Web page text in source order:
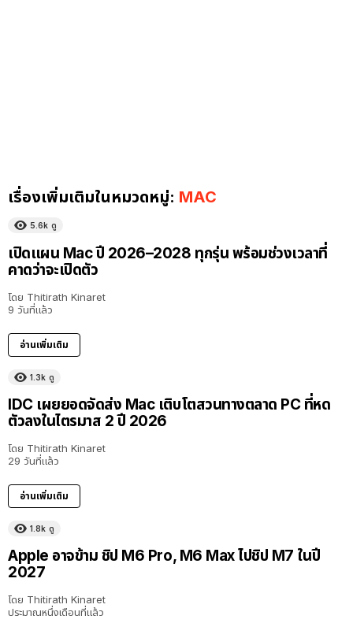
เรื่องเพิ่มเติมในหมวดหมู่: MAC
5.6k ดู
เปิดแผน Mac ปี 2026–2028 ทุกรุ่น พร้อมช่วงเวลาที่
คาดว่าจะเปิดตัว
โดย Thitirath Kinaret
9 วันที่แล้ว
อ่านเพิ่มเติม
1.3k ดู
IDC เผยยอดจัดส่ง Mac เติบโตสวนทางตลาด PC ที่หด
ตัวลงในไตรมาส 2 ปี 2026
โดย Thitirath Kinaret
29 วันที่แล้ว
อ่านเพิ่มเติม
1.8k ดู
Apple อาจข้าม ชิป M6 Pro, M6 Max ไปชิป M7 ในปี
2027
โดย Thitirath Kinaret
ประมาณหนึ่งเดือนที่แล้ว